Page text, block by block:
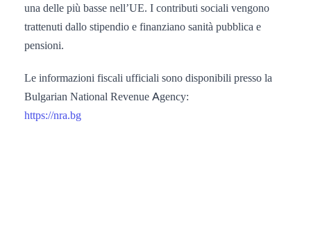
una delle più basse nell’UE. I contributi sociali vengono
trattenuti dallo stipendio e finanziano sanità pubblica e
pensioni.
Le informazioni fiscali ufficiali sono disponibili presso la
Bulgarian National Revenue Agency:
https://nra.bg